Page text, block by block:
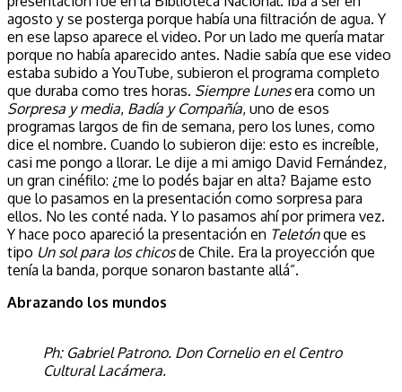
agosto y se posterga porque había una filtración de agua. Y
en ese lapso aparece el video. Por un lado me quería matar
porque no había aparecido antes. Nadie sabía que ese video
estaba subido a YouTube, subieron el programa completo
que duraba como tres horas. Siempre Lunesera como un
Sorpresa y media, Badía y Compañía, uno de esos
programas largos de fin de semana, pero los lunes, como
dice el nombre. Cuando lo subieron dije: esto es increíble,
casi me pongo a llorar. Le dije a mi amigo David Fernández,
un gran cinéfilo: ¿me lo podés bajar en alta? Bajame esto
que lo pasamos en la presentación como sorpresa para
ellos. No les conté nada. Y lo pasamos ahí por primera vez.
Y hace poco apareció la presentación en Teletónque es
tipo Un sol para los chicosde Chile. Era la proyección que
tenía la banda, porque sonaron bastante allá”.
Abrazando los mundos
Ph: Gabriel Patrono. Don Cornelio en el Centro
Cultural Lacámera.